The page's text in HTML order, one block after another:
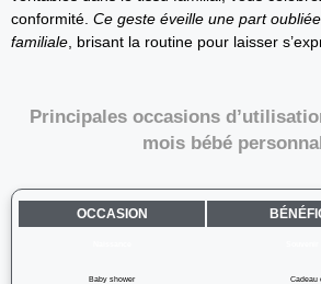
conformité. Ce geste éveille une part
familiale , brisant la routine pour laisser
Principales occasions
mois bébé
OCCASION
Baby shower Cadeau